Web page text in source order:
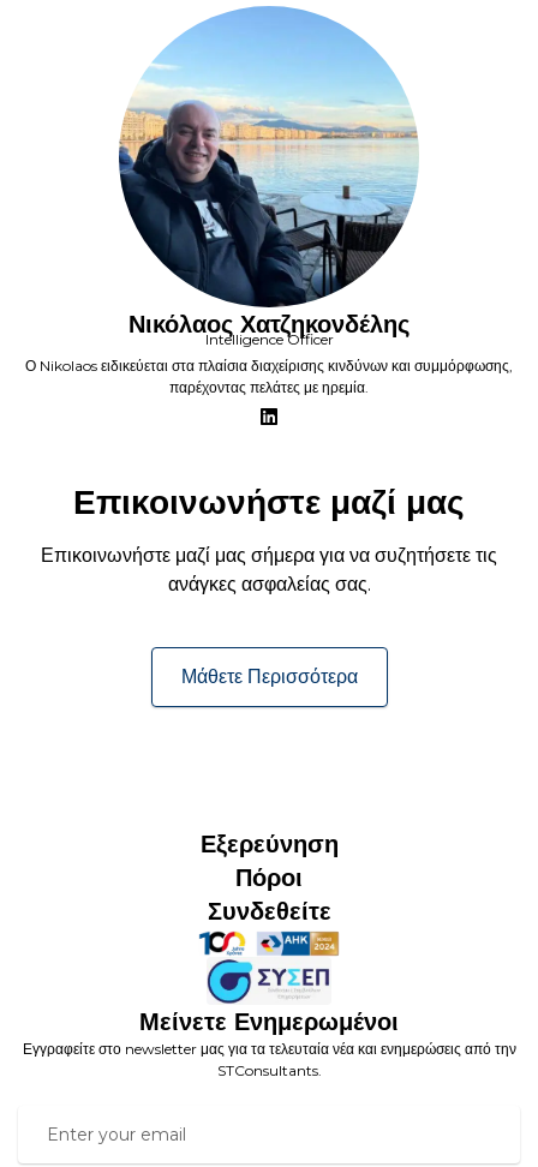
Νικόλαος Χατζηκονδέλης
Intelligence Officer
Ο Nikolaos ειδικεύεται στα πλαίσια διαχείρισης κινδύνων και συμμόρφωσης,
παρέχοντας πελάτες με ηρεμία.
Επικοινωνήστε μαζί μας
Επικοινωνήστε μαζί μας σήμερα για να συζητήσετε τις
ανάγκες ασφαλείας σας.
Μάθετε Περισσότερα
Εξερεύνηση
Πόροι
Συνδεθείτε
Μείνετε Ενημερωμένοι
Εγγραφείτε στο newsletter μας για τα τελευταία νέα και ενημερώσεις από την
STConsultants.